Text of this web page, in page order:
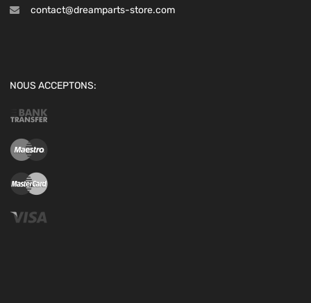
contact@dreamparts-store.com
NOUS ACCEPTONS: